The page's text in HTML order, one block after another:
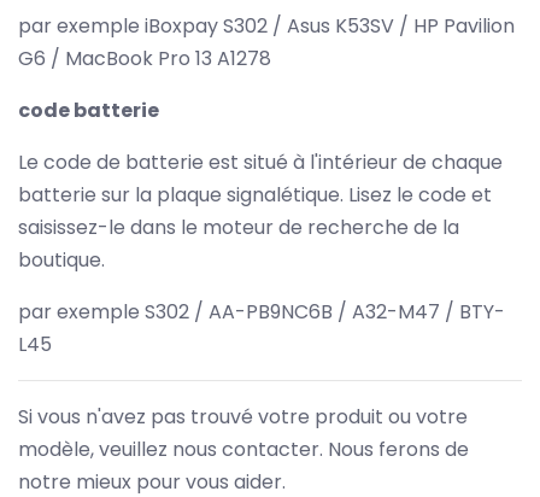
par exemple iBoxpay S302 / Asus K53SV / HP Pavilion
G6 / MacBook Pro 13 A1278
code batterie
Le code de batterie est situé à l'intérieur de chaque
batterie sur la plaque signalétique. Lisez le code et
saisissez-le dans le moteur de recherche de la
boutique.
par exemple S302 / AA-PB9NC6B / A32-M47 / BTY-
L45
Si vous n'avez pas trouvé votre produit ou votre
modèle, veuillez nous contacter. Nous ferons de
notre mieux pour vous aider.